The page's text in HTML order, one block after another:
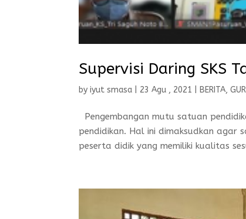
Supervisi Daring SKS
byiyut smasa 23 Agu , 2021 BERITA,
Pengembangan mutu satuan
pendidikan. Hal ini dimaksudkan agar
peserta didik yang memiliki kualitas